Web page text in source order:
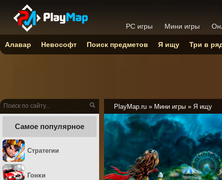
PlayMap.ru » Мини игры » Я ищу
Самое популярное
Стратегии
Гонки
PC игры Мини игры
Алавар Невософт Поиск предметов Я ищу Три в